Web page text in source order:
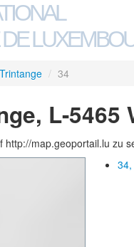
/ 34
L-5465
http://map.geoportail.lu zu